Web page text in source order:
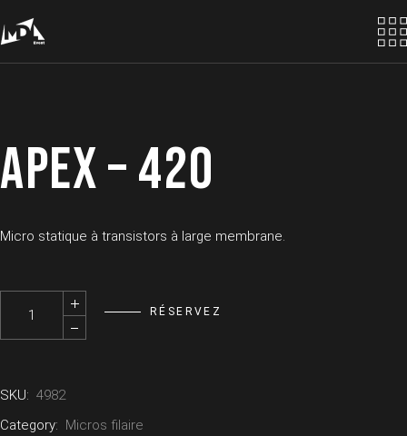
the
content
APEX – 420
Micro statique à transistors à large membrane.
APEX - 420 quantity
RÉSERVEZ
SKU: 4982
Category: Micros filaire